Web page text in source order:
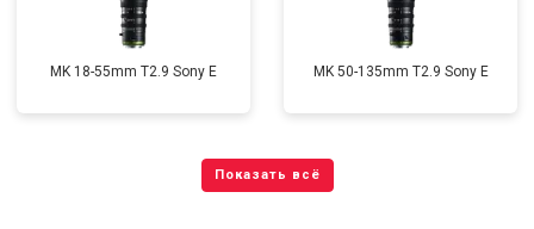
MK 18-55mm T2.9 Sony E MK 50-135mm T2.9 Sony E